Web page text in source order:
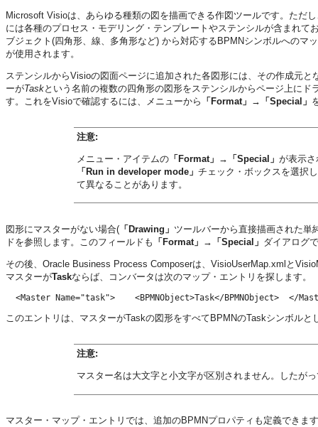
Microsoft Visioは、あらゆる種類の図を描画できる作図ツールです。ただ
には各種のプロセス・モデリング・テンプレートやステンシルが含まれ
ブジェクト(四角形、線、多角形など) から対応するBPMNシンボルへの
が使用されます。
ステンシルからVisioの図面ページに追加された各図形には、その作成元と
ーがTaskという名前の複数の四角形の図形をステンシルからページ上にド
す。これをVisioで確認するには、メニューから 「Format」→「Special」
注意:
メニュー・アイテムの「Format」→「Special」 が表示
「Run in developer mode」 チェック・ボックスを選択
て異なることがあります。
図形にマスターがない場合( 「Drawing」 ツールバーから直接描画された単
ドを参照します。このフィールドも 「Format」→「Special」 ダイアログ
その後、Oracle Business Process Composerは、VisioUserMap.xmlと
マスターがTaskならば、コンバータは次のマップ・エントリを探します。
このエントリは、マスターがTaskの図形をすべてBPMNのTaskシンボル
注意:
マスター名は大文字と小文字が区別されません。したが
マスター・マップ・エントリでは、追加のBPMNプロパティも定義できま